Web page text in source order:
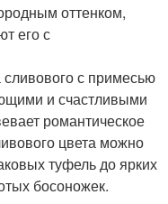
оттенком,
его с
с примесью
и счастливыми
романтическое
цвета можно
туфель до ярких
босоножек.